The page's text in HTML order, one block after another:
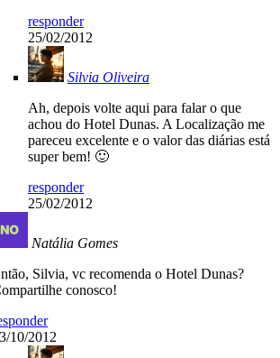
responder
25/02/2012
Silvia Oliveira
Ah, depois volte aqui para falar o que
achou do Hotel Dunas. A Localização me
pareceu excelente e o valor das diárias está
super bem! 🙂
responder
25/02/2012
Natália Gomes
Silvia, vc recomenda o Hotel Dunas?
conosco!
10/2012